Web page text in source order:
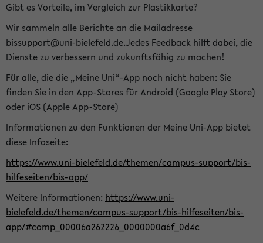
Gibt es Vorteile, im Vergleich zur Plastikkarte?
Wir sammeln alle Berichte an die Mailadresse
bissupport@uni-bielefeld.de.Jedes Feedback hilft dabei, die
Dienste zu verbessern und zukunftsfähig zu machen!
Für alle, die die „Meine Uni“-App noch nicht haben: Sie
finden Sie in den App-Stores für Android (Google Play Store)
oder iOS (Apple App-Store)
Informationen zu den Funktionen der Meine Uni-App bietet
diese Infoseite:
https://www.uni-bielefeld.de/themen/campus-support/bis-
hilfeseiten/bis-app/
Weitere Informationen: https://www.uni-
bielefeld.de/themen/campus-support/bis-hilfeseiten/bis-
app/#comp_00006a262226_0000000a6f_0d4c